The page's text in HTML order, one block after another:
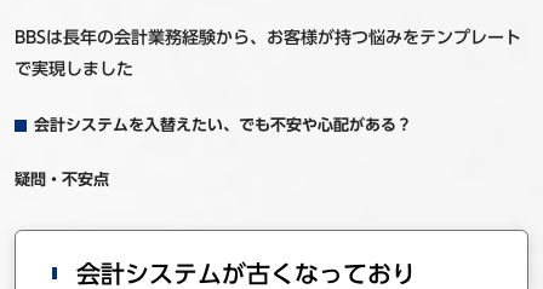
BBSは長年の会計業務経験から、お客様が持つ悩みをテンプレート
で実現しました
会計システムを入替えたい、でも不安や心配がある？
疑問・不安点
会計システムが古くなっており